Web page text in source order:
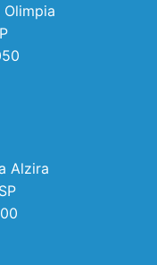
Olimpia
Alzira